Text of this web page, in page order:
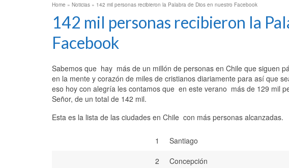
Home » Noticias » 142 mil personas recibieron la Palabra de Dios en nuestro Facebook
142 mil personas recibieron la
Facebook
Sabemos que hay más de un millón de personas en Chile que siguen
en la mente y corazón de miles de cristianos diariamente para así que
eso hoy con alegría les contamos que en este verano más de 129 mil
Señor, de un total de 142 mil.
Esta es la lista de las ciudades en Chile con más personas alcanzadas.
1 Santiago
2
Concepción